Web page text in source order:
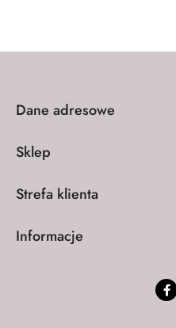
Dane adresowe
Sklep
Strefa klienta
Informacje